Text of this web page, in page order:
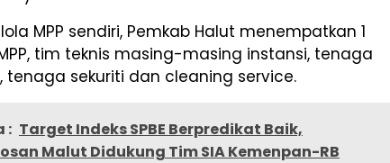
MPP sendiri, Pemkab Halut menempatkan 1
tim teknis masing-masing instansi, tenaga
tenaga sekuriti dan cleaning service.
: Target Indeks SPBE Berpredikat Baik,
Malut Didukung Tim SIA Kemenpan-RB